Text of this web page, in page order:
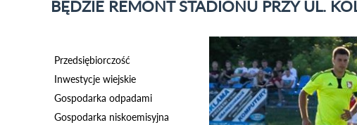
BĘDZIE REMONT STADIONU PRZY UL.
Przedsiębiorczość
Inwestycje wiejskie
Gospodarka odpadami
Gospodarka niskoemisyjna